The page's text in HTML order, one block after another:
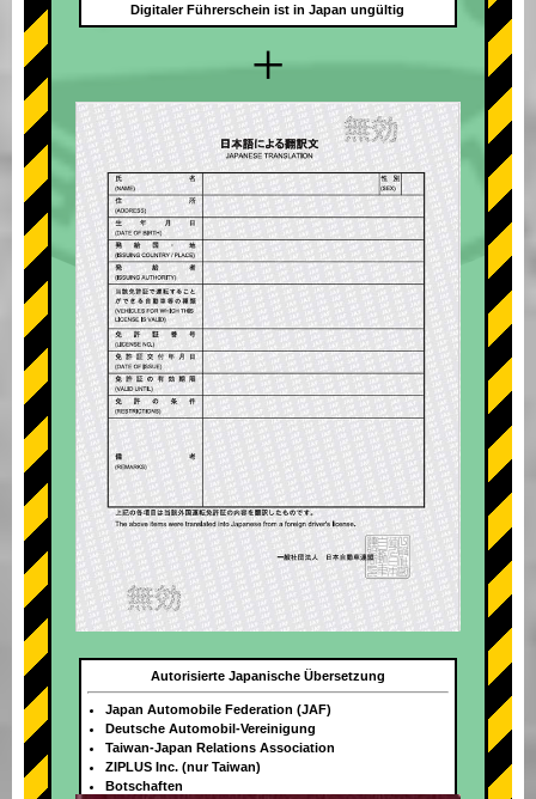
+
Digitaler Führerschein ist in Japan ungültig
Autorisierte Japanische Übersetzung
Japan Automobile Federation (JAF)
Deutsche Automobil-Vereinigung
Taiwan-Japan Relations Association
ZIPLUS Inc. (nur Taiwan)
Botschaften